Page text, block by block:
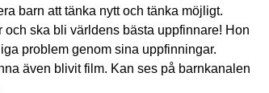
barn att tänka nytt och tänka möjligt.
och ska bli världens bästa uppfinnare! Hon
problem genom sina uppfinningar.
även blivit film. Kan ses på barnkanalen